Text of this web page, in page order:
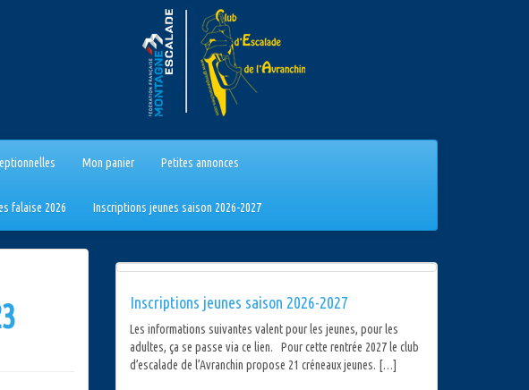
Mon panier Petites annonces
falaise 2026 Inscriptions jeunes saison 2026-2027
Inscriptions jeunes saison 2026-2027
Les informations suivantes valent pour les jeunes, pour les
adultes, ça se passe via ce lien. Pour cette rentrée 2027 le club
d’escalade de l’Avranchin propose 21 créneaux jeunes. […]